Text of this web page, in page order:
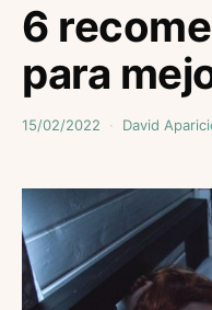
6
para
15/02/2022 David